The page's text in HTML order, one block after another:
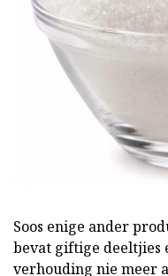
Soos enige ander
bevat giftige deeltjies
verhouding nie meer